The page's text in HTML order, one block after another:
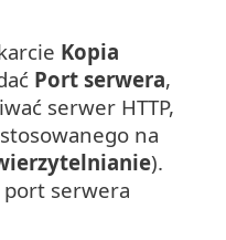
Kopia
Port serwera,
serwer HTTP,
na
).
serwera